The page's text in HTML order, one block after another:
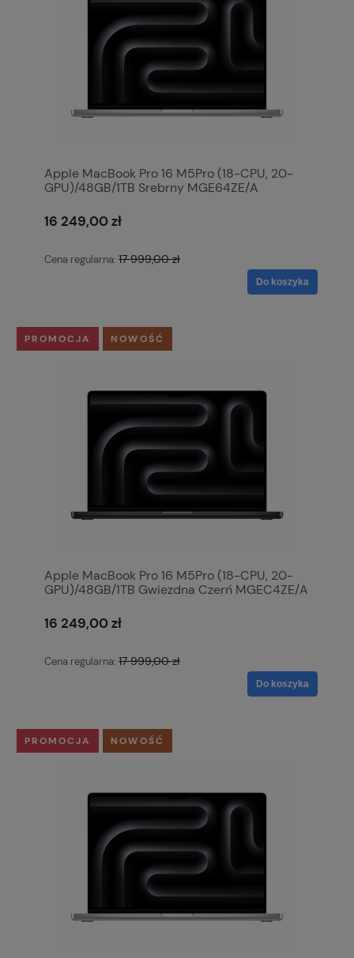
Apple MacBook Pro 16 M5Pro (18-CPU, 20-
GPU)/48GB/1TB Srebrny MGE64ZE/A
16 249,00 zł
Cena regularna: 17 999,00 zł
Do koszyka
Apple MacBook Pro 16 M5Pro (18-CPU, 20-
GPU)/48GB/1TB Gwiezdna Czerń MGEC4ZE/A
16 249,00 zł
Cena regularna: 17 999,00 zł
Do koszyka
PROMOCJA NOWOŚĆ
PROMOCJA NOWOŚĆ